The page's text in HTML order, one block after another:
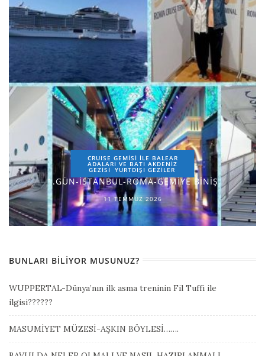
CRUISE GEMİSİ İLE BALEAR
ADALARI VE BATI AKDENİZ
GEZİSİ YURTDIŞI GEZILER
1.GÜN-İSTANBUL-ROMA-GEMİYE BİNİŞ
11 TEMMUZ 2026
BUNLARI BILIYOR MUSUNUZ?
WUPPERTAL-Dünya’nın ilk asma treninin Fil Tuffi ile
ilgisi??????
MASUMİYET MÜZESİ-AŞKIN BÖYLESİ…….